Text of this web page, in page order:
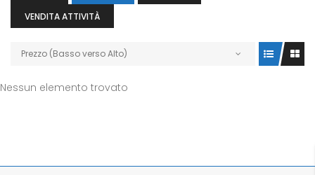
VENDITA ATTIVITÀ
Prezzo (Basso verso Alto)
Nessun elemento trovato